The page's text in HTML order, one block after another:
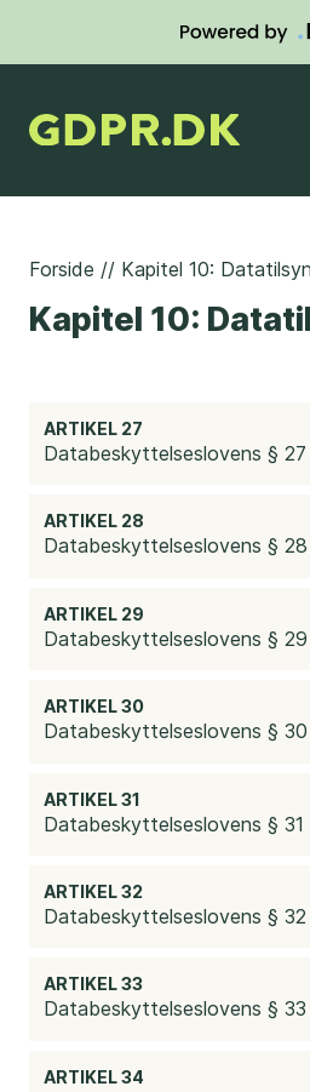
Forside // Kapitel 10:
Kapitel 10:
ARTIKEL 27
Databeskyttelseslovens § 27
ARTIKEL 28
Databeskyttelseslovens § 28
ARTIKEL 29
Databeskyttelseslovens § 29
ARTIKEL 30
Databeskyttelseslovens § 30
ARTIKEL 31
Databeskyttelseslovens § 31
ARTIKEL 32
Databeskyttelseslovens § 32
ARTIKEL 33
Databeskyttelseslovens § 33
ARTIKEL 34